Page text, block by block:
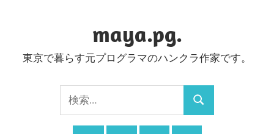
ン
maya.pg.
東京で暮らす元プログラマのハンクラ作家です。
索:
検
索